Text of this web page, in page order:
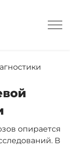
опирается
В